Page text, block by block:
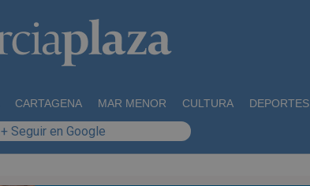
CARTAGENA MAR MENOR CULTURA DEPORTES
+ Seguir en Google